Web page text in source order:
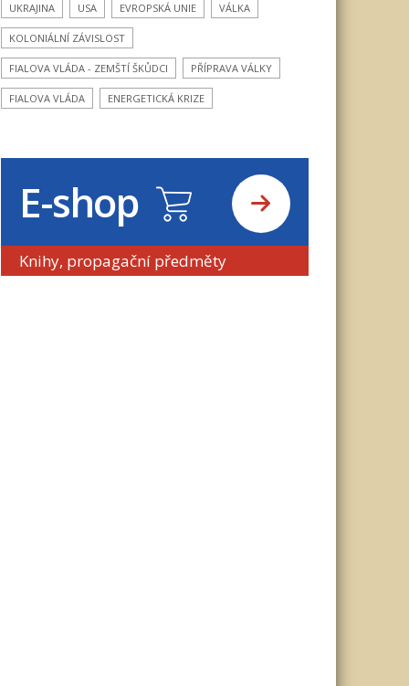
UKRAJINA USA EVROPSKÁ UNIE VÁLKA
KOLONIÁLNÍ ZÁVISLOST
FIALOVA VLÁDA - ZEMŠTÍ ŠKŮDCI PŘÍPRAVA VÁLKY
FIALOVA VLÁDA ENERGETICKÁ KRIZE
E-shop
Knihy, propagační předměty